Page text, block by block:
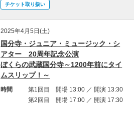
チケット取り扱い
2025年4月5日(土)
国分寺・ジュニア・ミュージック・シ
アター 20周年記念公演
ぼくらの武蔵国分寺～1200年前にタイ
ムスリップ！～
時間
第1回目 開場 13:00 ／ 開演 13:30
第2回目 開場 17:00 ／ 開演 17:30